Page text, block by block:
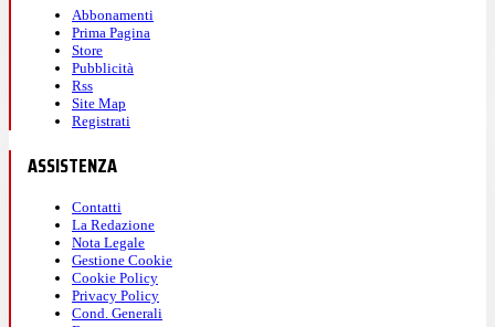
Abbonamenti
Prima Pagina
Store
Pubblicità
Rss
Site Map
Registrati
ASSISTENZA
Contatti
La Redazione
Nota Legale
Gestione Cookie
Cookie Policy
Privacy Policy
Cond. Generali